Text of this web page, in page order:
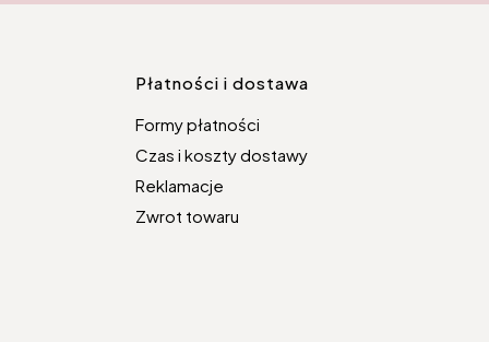
Płatności i dostawa
Formy płatności
Czas i koszty dostawy
Reklamacje
Zwrot towaru